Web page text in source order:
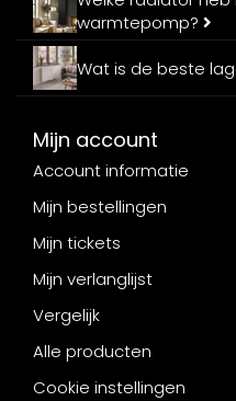
warmtepomp?
Wat is de beste
Mijn account
Account informatie
Mijn bestellingen
Mijn tickets
Mijn verlanglijst
Vergelijk
Alle producten
Cookie instellingen